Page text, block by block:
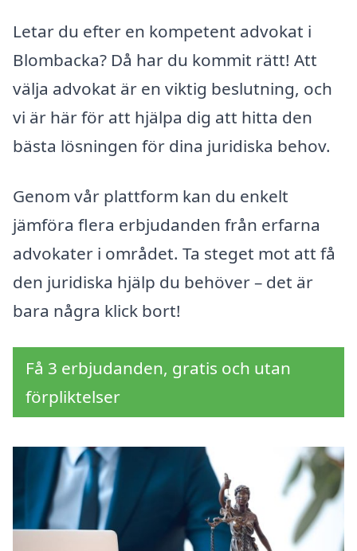
Letar du efter en kompetent advokat i
Blombacka? Då har du kommit rätt! Att
välja advokat är en viktig beslutning, och
vi är här för att hjälpa dig att hitta den
bästa lösningen för dina juridiska behov.
Genom vår plattform kan du enkelt
jämföra flera erbjudanden från erfarna
advokater i området. Ta steget mot att få
den juridiska hjälp du behöver – det är
bara några klick bort!
Få 3 erbjudanden, gratis och utan
förpliktelser